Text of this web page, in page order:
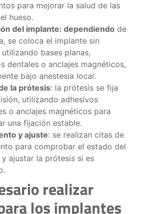
para mejorar la salud de las
hueso.
del implante: dependiendo de
se coloca el implante sin
bases planas,
dentales o anclajes magnéticos,
bajo anestesia local.
la prótesis: la prótesis se fija
utilizando adhesivos
o anclajes magnéticos para
una fijación estable.
y ajuste: se realizan citas de
para comprobar el estado del
ajustar la prótesis si es
realizar
los implantes